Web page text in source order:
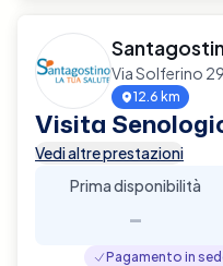
Via Solferino
12.6 km
Visita
Vedi altre prestazioni
Prima disponibilità
-
Pagamento in